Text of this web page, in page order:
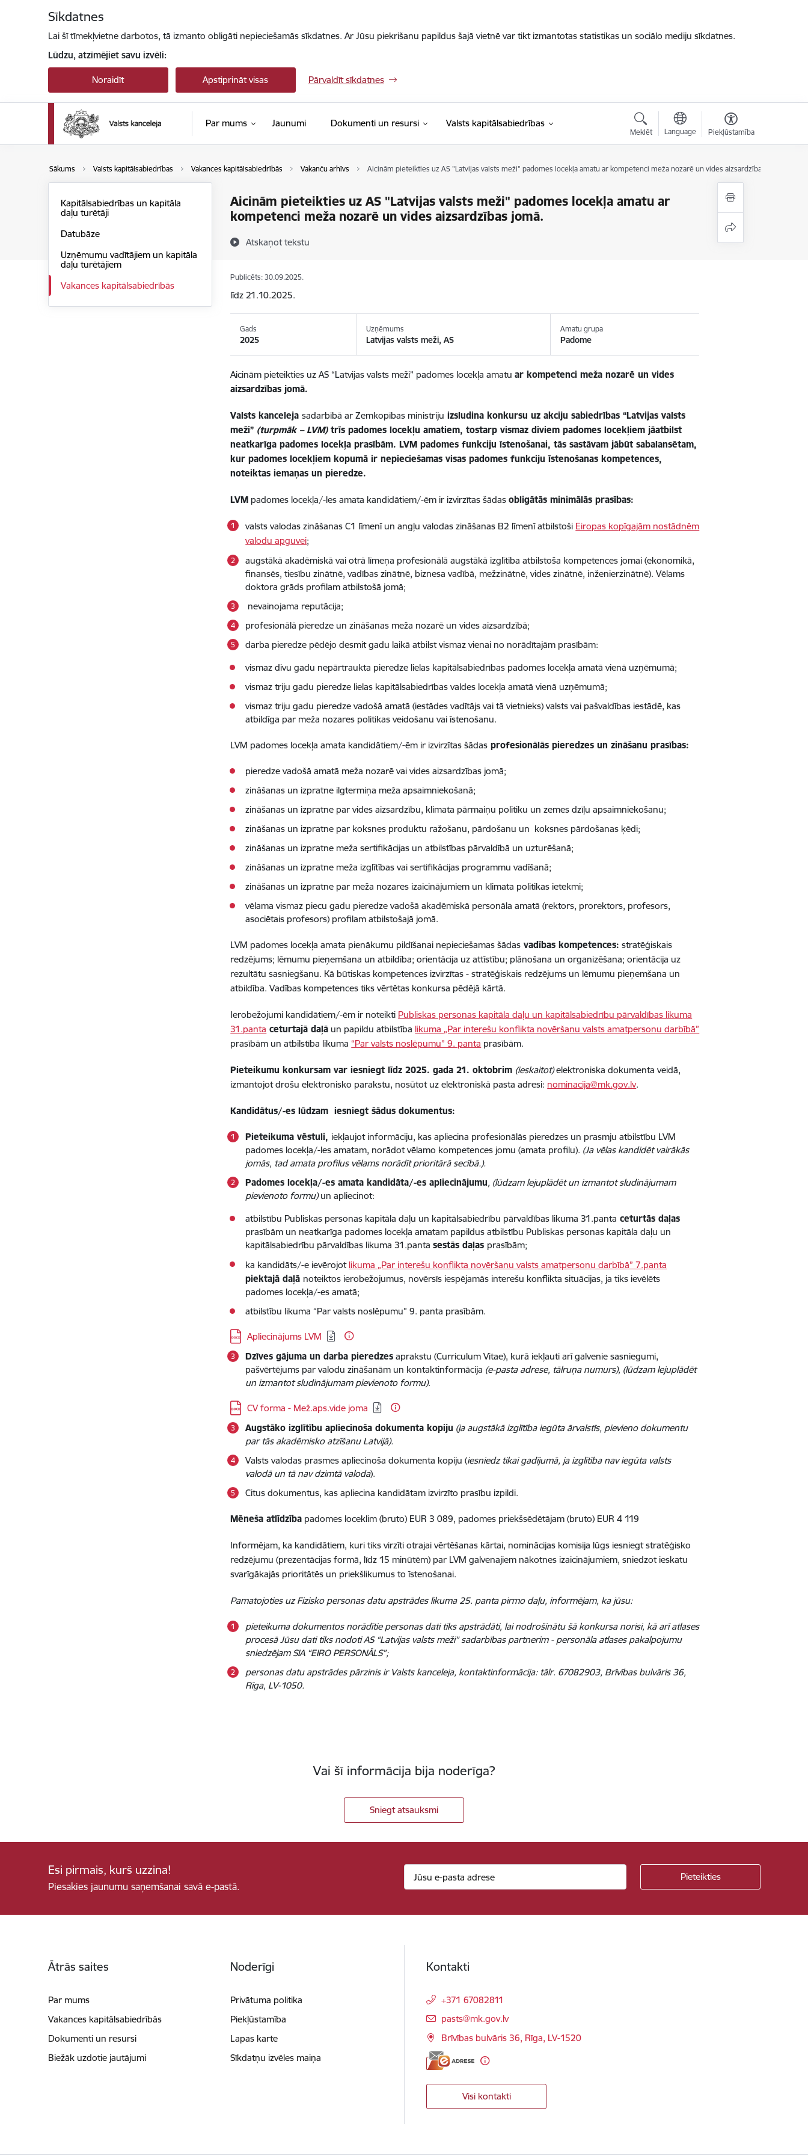
Sīkdatnes
Lai šī tīmekļvietne darbotos, tā izmanto obligāti nepieciešamās sīkdatnes. Ar Jūsu piekrišanu papildus šajā vietnē var tikt izmantotas statistikas un sociālo mediju sīkdatnes.
Lūdzu, atzīmējiet savu izvēli:
Noraidīt Apstiprināt visas Pārvaldīt sīkdatnes
Par mums Jaunumi Dokumenti un resursi Valsts kapitālsabiedrības
Meklēt Language Piekļūstamība
Sākums Valsts kapitālsabiedrības Vakances kapitālsabiedrībās Vakanču arhīvs Aicinām pieteikties uz AS "Latvijas valsts meži" padomes locekļa amatu ar kompetenci meža nozarē un vides aizsardzības jomā.
Aicinām pieteikties uz AS "Latvijas valsts meži" padomes locekļa amatu ar
kompetenci meža nozarē un vides aizsardzības jomā.
Atskaņot tekstu
Kapitālsabiedrības un kapitāla
daļu turētāji
Datubāze
Uzņēmumu vadītājiem un kapitāla
daļu turētājiem
Vakances kapitālsabiedrībās
Publicēts: 30.09.2025.
līdz 21.10.2025.
Gads
2025
Uzņēmums
Latvijas valsts meži, AS
Amatu grupa
Padome
Aicinām pieteikties uz AS “Latvijas valsts meži” padomes locekļa amatuar kompetenci meža nozarē un vides
aizsardzības jomā.
Valsts kancelejasadarbībā ar Zemkopības ministriju izsludina konkursu uz akciju sabiedrības “Latvijas valsts
meži” (turpmāk – LVM)trīs padomes locekļu amatiem, tostarp vismaz diviem padomes locekļiem jāatbilst
neatkarīga padomes locekļa prasībām. LVM padomes funkciju īstenošanai, tās sastāvam jābūt sabalansētam,
kur padomes locekļiem kopumā ir nepieciešamas visas padomes funkciju īstenošanas kompetences,
noteiktas iemaņas un pieredze.
LVM padomes locekļa/-les amata kandidātiem/-ēm ir izvirzītas šādasobligātās minimālās prasības:
valsts valodas zināšanas C1 līmenī un angļu valodas zināšanas B2 līmenī atbilstoši Eiropas kopīgajām nostādnēm
valodu apguvei;
augstākā akadēmiskā vai otrā līmeņa profesionālā augstākā izglītība atbilstoša kompetences jomai (ekonomikā,
finansēs, tiesību zinātnē, vadības zinātnē, biznesa vadībā, mežzinātnē, vides zinātnē, inženierzinātnē). Vēlams
doktora grāds profilam atbilstošā jomā;
nevainojama reputācija;
profesionālā pieredze un zināšanas meža nozarē un vides aizsardzībā;
darba pieredze pēdējo desmit gadu laikā atbilst vismaz vienai no norādītajām prasībām:
vismaz divu gadu nepārtraukta pieredze lielas kapitālsabiedrības padomes locekļa amatā vienā uzņēmumā;
vismaz triju gadu pieredze lielas kapitālsabiedrības valdes locekļa amatā vienā uzņēmumā;
vismaz triju gadu pieredze vadošā amatā (iestādes vadītājs vai tā vietnieks) valsts vai pašvaldības iestādē, kas
atbildīga par meža nozares politikas veidošanu vai īstenošanu.
LVM padomes locekļa amata kandidātiem/-ēm ir izvirzītas šādas profesionālās pieredzes un zināšanu prasības:
pieredze vadošā amatā meža nozarē vai vides aizsardzības jomā;
zināšanas un izpratne ilgtermiņa meža apsaimniekošanā;
zināšanas un izpratne par vides aizsardzību, klimata pārmaiņu politiku un zemes dzīļu apsaimniekošanu;
zināšanas un izpratne par koksnes produktu ražošanu, pārdošanu un koksnes pārdošanas ķēdi;
zināšanas un izpratne meža sertifikācijas un atbilstības pārvaldībā un uzturēšanā;
zināšanas un izpratne meža izglītības vai sertifikācijas programmu vadīšanā;
zināšanas un izpratne par meža nozares izaicinājumiem un klimata politikas ietekmi;
vēlama vismaz piecu gadu pieredze vadošā akadēmiskā personāla amatā (rektors, prorektors, profesors,
asociētais profesors) profilam atbilstošajā jomā.
LVM padomes locekļa amata pienākumu pildīšanai nepieciešamas šādas vadības kompetences: stratēģiskais
redzējums; lēmumu pieņemšana un atbildība; orientācija uz attīstību; plānošana un organizēšana; orientācija uz
rezultātu sasniegšanu. Kā būtiskas kompetences izvirzītas - stratēģiskais redzējums un lēmumu pieņemšana un
atbildība. Vadības kompetences tiks vērtētas konkursa pēdējā kārtā.
Ierobežojumi kandidātiem/-ēm ir noteikti Publiskas personas kapitāla daļu un kapitālsabiedrību pārvaldības likuma
31.panta ceturtajā daļā un papildu atbilstība likuma „Par interešu konflikta novēršanu valsts amatpersonu darbībā”
prasībām un atbilstība likuma “Par valsts noslēpumu” 9. panta prasībām.
Pieteikumu konkursam var iesniegt līdz 2025. gada 21. oktobrim (ieskaitot)elektroniska dokumenta veidā,
izmantojot drošu elektronisko parakstu, nosūtot uz elektroniskā pasta adresi: nominacija@mk.gov.lv.
Kandidātus/-es lūdzam iesniegt šādus dokumentus:
Pieteikuma vēstuli, iekļaujot informāciju, kas apliecina profesionālās pieredzes un prasmju atbilstību LVM
padomes locekļa/-les amatam, norādot vēlamo kompetences jomu (amata profilu). (Ja vēlas kandidēt vairākās
jomās, tad amata profilus vēlams norādīt prioritārā secībā.).
Padomes locekļa/-es amata kandidāta/-es apliecinājumu, (lūdzam lejuplādēt un izmantot sludinājumam
pievienoto formu)un apliecinot:
atbilstību Publiskas personas kapitāla daļu un kapitālsabiedrību pārvaldības likuma 31.panta ceturtās daļas
prasībām un neatkarīga padomes locekļa amatam papildus atbilstību Publiskas personas kapitāla daļu un
kapitālsabiedrību pārvaldības likuma 31.pantasestās daļas prasībām;
ka kandidāts/-e ievērojot likuma „Par interešu konflikta novēršanu valsts amatpersonu darbībā” 7.panta
piektajā daļā noteiktos ierobežojumus, novērsīs iespējamās interešu konflikta situācijas, ja tiks ievēlēts
padomes locekļa/-es amatā;
atbilstību likuma “Par valsts noslēpumu” 9. panta prasībām.
Lejupielādēt:
Apliecinājums LVM
Dzīves gājuma un darba pieredzes aprakstu (Curriculum Vitae), kurā iekļauti arī galvenie sasniegumi,
pašvērtējums par valodu zināšanām un kontaktinformācija (e-pasta adrese, tālruņa numurs), (lūdzam lejuplādēt
un izmantot sludinājumam pievienoto formu).
Lejupielādēt:
CV forma - Mež.aps.vide joma
Augstāko izglītību apliecinoša dokumenta kopiju (ja augstākā izglītība iegūta ārvalstīs, pievieno dokumentu
par tās akadēmisko atzīšanu Latvijā).
Valsts valodas prasmes apliecinoša dokumenta kopiju (iesniedz tikai gadījumā, ja izglītība nav iegūta valsts
valodā un tā nav dzimtā valoda).
Citus dokumentus, kas apliecina kandidātam izvirzīto prasību izpildi.
Mēneša atlīdzība padomes loceklim (bruto) EUR 3 089, padomes priekšsēdētājam (bruto) EUR 4 119
Informējam, ka kandidātiem, kuri tiks virzīti otrajai vērtēšanas kārtai, nominācijas komisija lūgs iesniegt stratēģisko
redzējumu (prezentācijas formā, līdz 15 minūtēm) par LVM galvenajiem nākotnes izaicinājumiem, sniedzot ieskatu
svarīgākajās prioritātēs un priekšlikumus to īstenošanai.
Pamatojoties uz Fizisko personas datu apstrādes likuma 25. panta pirmo daļu, informējam, ka jūsu:
pieteikuma dokumentos norādītie personas dati tiks apstrādāti, lai nodrošinātu šā konkursa norisi, kā arī atlases
procesā Jūsu dati tiks nodoti AS “Latvijas valsts meži” sadarbības partnerim - personāla atlases pakalpojumu
sniedzējam SIA “EIRO PERSONĀLS”;
personas datu apstrādes pārzinis ir Valsts kanceleja, kontaktinformācija: tālr. 67082903, Brīvības bulvāris 36,
Rīga, LV-1050.
Vai šī informācija bija noderīga?
Sniegt atsauksmi
Esi pirmais, kurš uzzina!
Piesakies jaunumu saņemšanai savā e-pastā.
Ātrās saites
Par mums
Vakances kapitālsabiedrībās
Dokumenti un resursi
Biežāk uzdotie jautājumi
Noderīgi
Privātuma politika
Piekļūstamība
Lapas karte
Sīkdatņu izvēles maiņa
Kontakti
+371 67082811
E-pasts:
pasts@mk.gov.lv
Brīvības bulvāris 36, Rīga, LV-1520
Visi kontakti